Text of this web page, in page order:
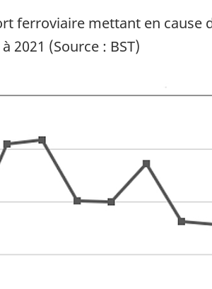
ferroviaire mettant en
2021 (Source : BST)